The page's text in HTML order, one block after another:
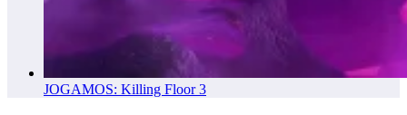
JOGAMOS: Killing Floor 3